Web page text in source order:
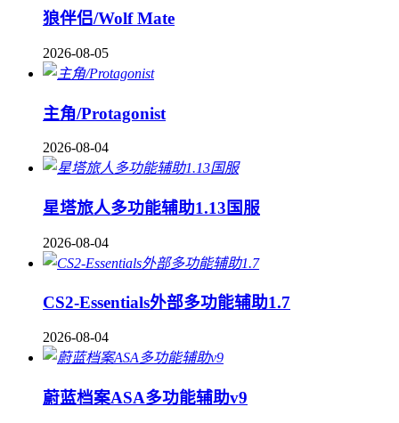
狼伴侣/Wolf Mate
2026-08-05
主角/Protagonist
2026-08-04
星塔旅人多功能辅助1.13国服
2026-08-04
CS2-Essentials外部多功能辅助1.7
2026-08-04
蔚蓝档案ASA多功能辅助v9